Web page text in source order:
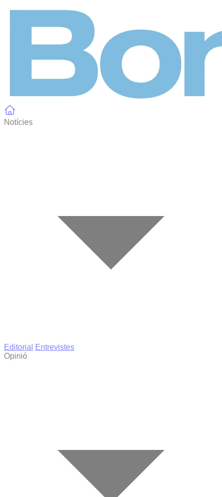
Notícies
Editorial
Entrevistes
Opinió